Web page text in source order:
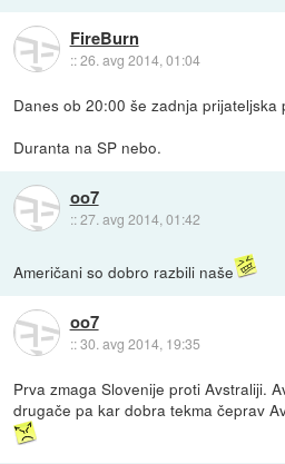
FireBurn
::26. avg 2014, 01:04
Danes ob 20:00 še zadnja prijateljska
Duranta na SP nebo.
oo7
::27. avg 2014, 01:42
Američani so dobro razbili naše
oo7
::30. avg 2014, 19:35
Prva zmaga Slovenije proti Avstraliji.
drugače pa kar dobra tekma čeprav